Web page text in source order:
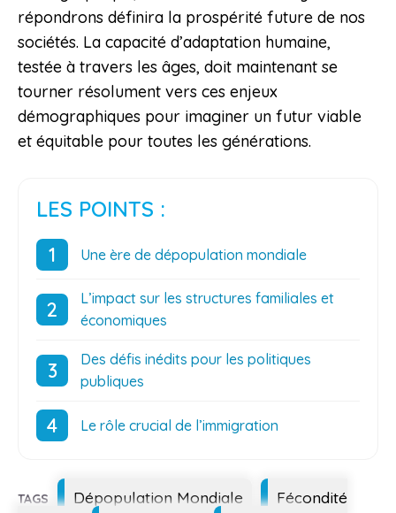
répondrons définira la prospérité future de nos
sociétés. La capacité d’adaptation humaine,
testée à travers les âges, doit maintenant se
tourner résolument vers ces enjeux
démographiques pour imaginer un futur viable
et équitable pour toutes les générations.
LES POINTS :
Une ère de dépopulation mondiale
L’impact sur les structures familiales et
économiques
Des défis inédits pour les politiques
publiques
Le rôle crucial de l’immigration
Étiquettes
Dépopulation Mondiale
Fécondité